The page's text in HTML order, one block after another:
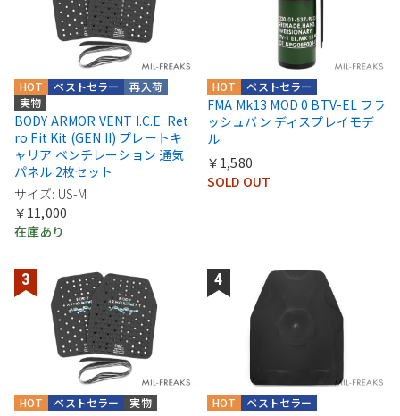
実物
再入荷
ベストセラー
HOT
BODY ARMOR VENT I.C.E. Ret
ro Fit Kit (GEN II) プレートキ
ャリア ベンチレーション 通気
パネル 2枚セット
サイズ: US-M
￥11,000
在庫あり
ベストセラー
HOT
FMA Mk13 MOD 0 BTV-EL フラ
ッシュバン ディスプレイモデ
ル
￥1,580
SOLD OUT
実物
ベストセラー
HOT ベストセラー
HOT